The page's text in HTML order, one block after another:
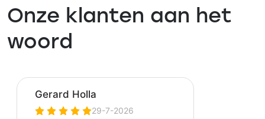
Onze klanten aan het
woord